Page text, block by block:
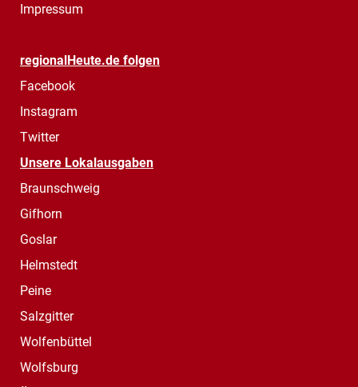
Impressum
regionalHeute.de folgen
Facebook
Instagram
Twitter
Unsere Lokalausgaben
Braunschweig
Gifhorn
Goslar
Helmstedt
Peine
Salzgitter
Wolfenbüttel
Wolfsburg